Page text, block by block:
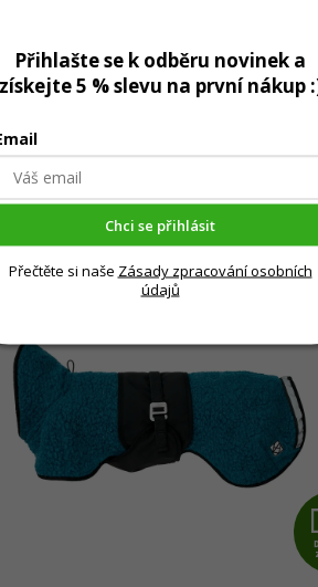
Mohlo by Vás zajímat
Přihlašte se k odběru novinek a
získejte 5 % slevu na první nákup
Chci se přihlásit
Přečtěte si naše Zásady zpracování osobních
údajů